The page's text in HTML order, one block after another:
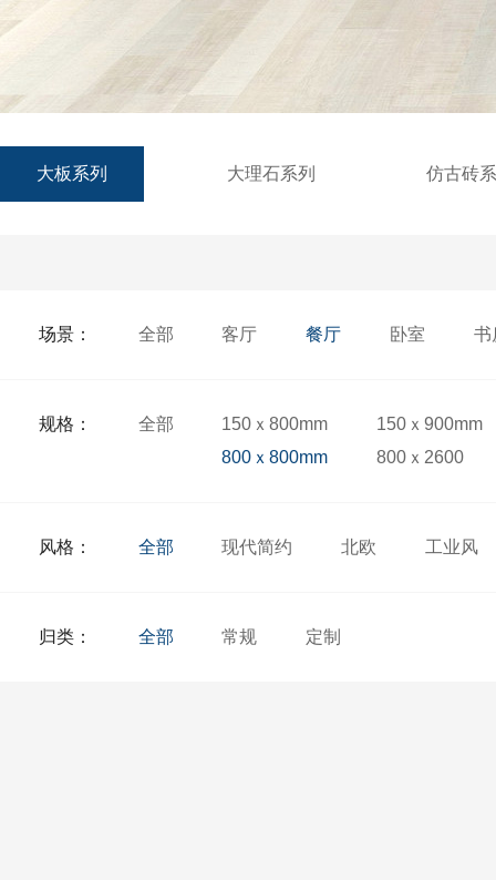
大板系列 大理石系列 仿古砖
场景： 全部 客厅 餐厅 卧室 书
规格： 全部 150ｘ800mm
150ｘ900mm
800ｘ800mm
800ｘ2600
风格： 全部 现代简约 北欧 工业风
归类： 全部 常规 定制